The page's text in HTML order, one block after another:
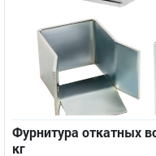
Фурнитура откатных
кг